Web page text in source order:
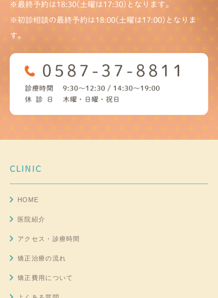
※最終予約は18:30(土曜は17:30)となります。
※初診相談の最終予約は18:00(土曜は17:00)となりま
す。
CLINIC
HOME
医院紹介
アクセス・診療時間
矯正治療の流れ
矯正費用について